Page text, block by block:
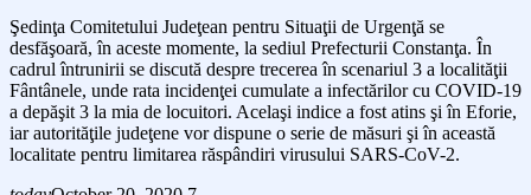
Şedinţa Comitetului Judeţean pentru Situaţii de Urgenţă se
desfăşoară, în aceste momente, la sediul Prefecturii Constanţa. În
cadrul întrunirii se discută despre trecerea în scenariul 3 a localităţii
Fântânele, unde rata incidenţei cumulate a infectărilor cu COVID-19
a depăşit 3 la mia de locuitori. Acelaşi indice a fost atins şi în Eforie,
iar autorităţile judeţene vor dispune o serie de măsuri şi în această
localitate pentru limitarea răspândiri virusului SARS-CoV-2.